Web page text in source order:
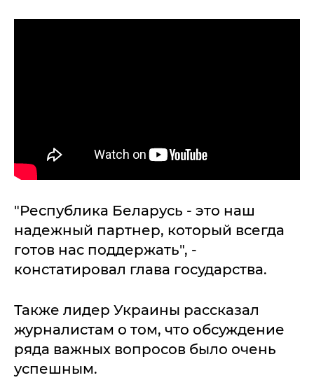
"Республика Беларусь - это наш
надежный партнер, который всегда
готов нас поддержать", -
констатировал глава государства.
Также лидер Украины рассказал
журналистам о том, что обсуждение
ряда важных вопросов было очень
успешным.